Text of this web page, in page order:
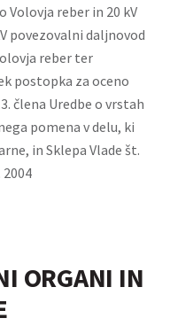
reber in 20 kV
povezovalni daljnovod
reber ter
postopka za oceno
člena Uredbe o vrstah
pomena v delu, ki
in Sklepa Vlade št.
2004
ORGANI IN